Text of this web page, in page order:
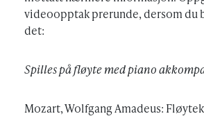
videoopptak prerunde, dersom
det:
Spilles på fløyte med piano
Mozart, Wolfgang Amadeus: